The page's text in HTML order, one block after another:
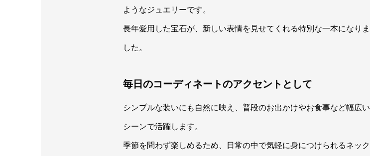
ようなジュエリーです。
長年愛用した宝石が、新しい表情を見せてくれる特別な一本になりま
した。
毎日のコーディネートのアクセントとして
シンプルな装いにも自然に映え、普段のお出かけやお食事など幅広い
シーンで活躍します。
季節を問わず楽しめるため、日常の中で気軽に身につけられるネック